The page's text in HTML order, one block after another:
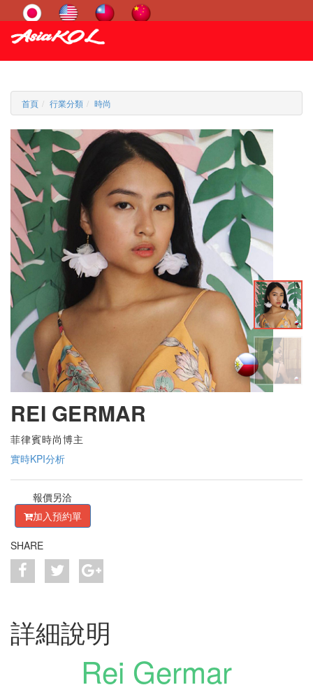
首頁 行業分類 時尚
REI GERMAR
菲律賓時尚博主
實時KPI分析
報價另洽
加入預約單
SHARE
詳細說明
Rei Germar